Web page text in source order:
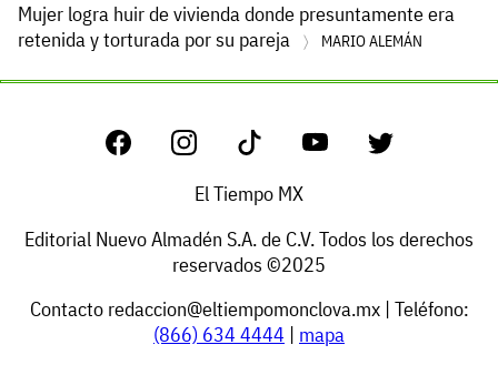
Mujer logra huir de vivienda donde presuntamente era
retenida y torturada por su pareja
MARIO ALEMÁN
El Tiempo MX
Editorial Nuevo Almadén S.A. de C.V. Todos los derechos
reservados ©2025
Contacto redaccion@eltiempomonclova.mx| Teléfono:
(866) 634 4444 | mapa